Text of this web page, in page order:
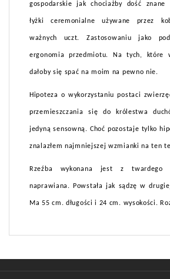
gospodarskie jak chociażby dość znane
łyżki ceremonialne używane przez
ważnych uczt. Zastosowaniu jako
ergonomia przedmiotu. Na tych, które
dałoby się spać na moim na pewno nie.
Hipoteza o wykorzystaniu postaci
przemieszczania się do królestwa
jedyną sensowną. Choć pozostaje tylko
znalazłem najmniejszej wzmianki na ten
Rzeźba wykonana jest z twardego
naprawiana. Powstała jak sądzę w
Ma 55 cm. długości i 24 cm. wysokości.